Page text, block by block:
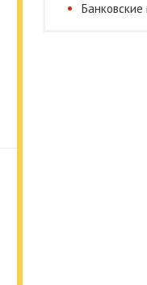
Банковские